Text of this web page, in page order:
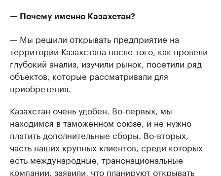
— Почему именно Казахстан?
— Мы решили открывать предприятие на
территории Казахстана после того, как провели
глубокий анализ, изучили рынок, посетили ряд
объектов, которые рассматривали для
приобретения.
Казахстан очень удобен. Во-первых, мы
находимся в таможенном союзе, и не нужно
платить дополнительные сборы. Во-вторых,
часть наших крупных клиентов, среди которых
есть международные, транснациональные
компании, заявили, что планируют открывать